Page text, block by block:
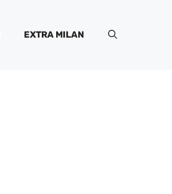
EXTRA MILAN